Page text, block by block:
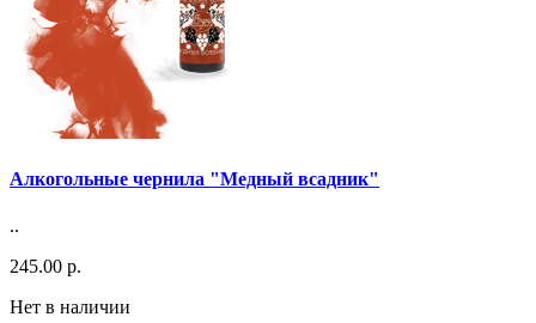
Алкогольные чернила "Медный всадник"
..
245.00 р.
Нет в наличии